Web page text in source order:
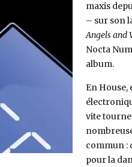
maxis
– sur son
Angels and
Nocta
album.
En House,
vite
commun :
pour la